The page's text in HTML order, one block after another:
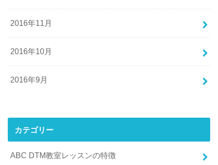
2016年11月
2016年10月
2016年9月
カテゴリー
ABC DTM教室レッスンの特徴